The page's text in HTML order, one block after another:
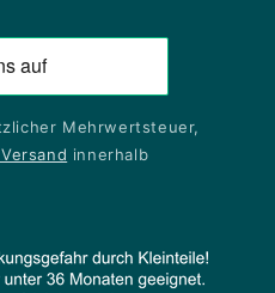
Mehrwertsteuer,
innerhalb